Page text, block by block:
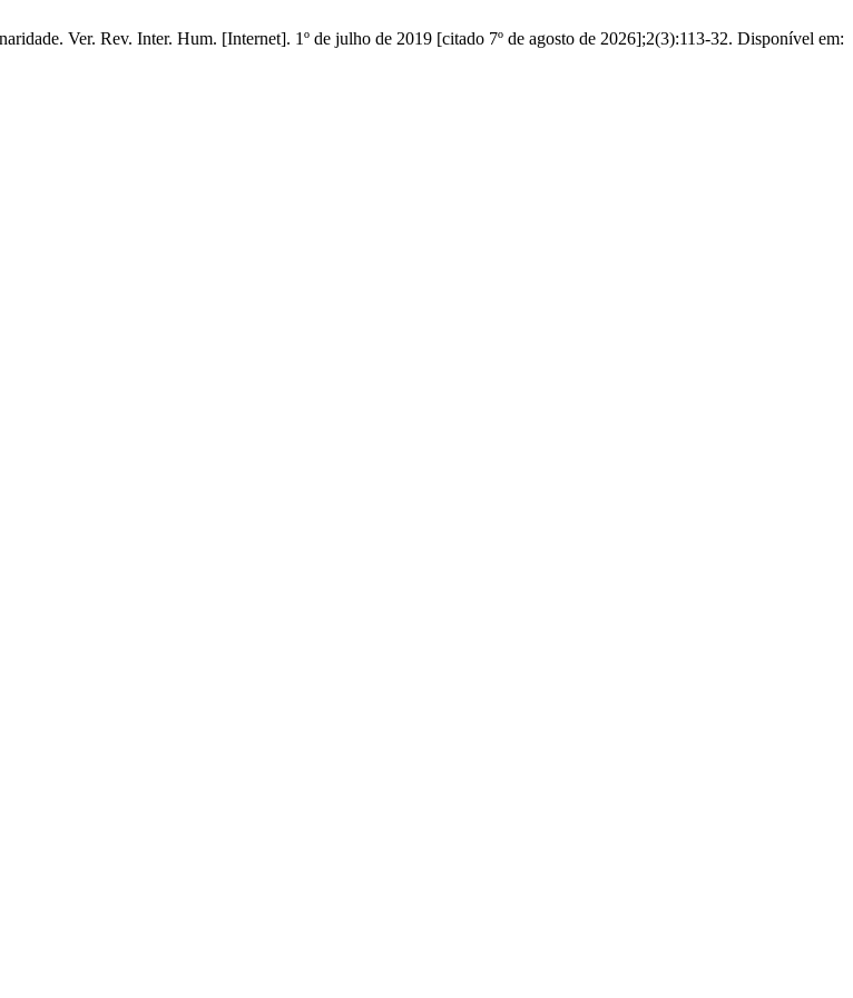
Ver. Rev. Inter. Hum. [Internet]. 1º de julho de 2019 [citado 7º de agosto de 2026];2(3):113-32. Disponível em: